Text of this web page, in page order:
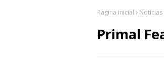
Página inicial Notícias
Primal